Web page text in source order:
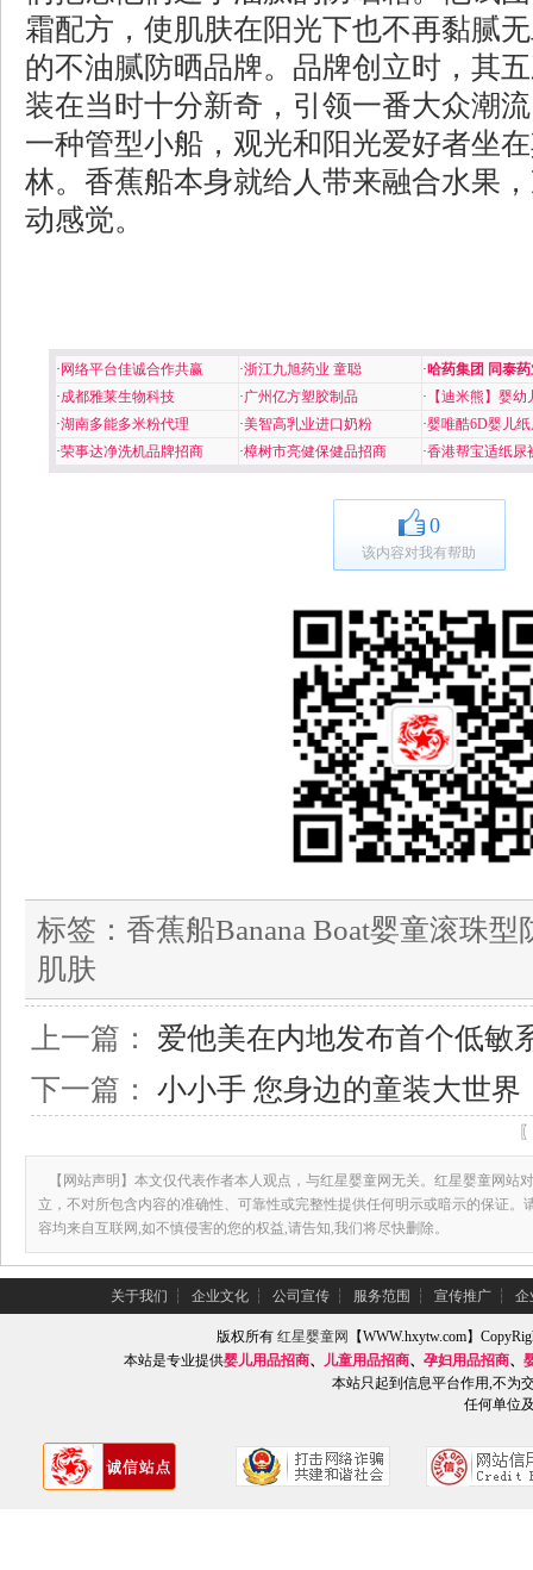
霜配方，使肌肤在阳光下也不再黏腻
的不油腻防晒品牌。品牌创立时，其
装在当时十分新奇，引领一番大众潮
一种管型小船，观光和阳光爱好者坐
林。香蕉船本身就给人带来融合水果
动感觉。
· 网络平台佳诚合作共赢 ·浙江九旭药业 童聪 ·哈药集团 同泰
·成都雅莱生物科技 ·广州亿方塑胶制品 · 【迪米熊】婴幼
·湖南多能多米粉代理 ·美智高乳业进口奶粉 ·婴唯酷6D婴儿
·荣事达净洗机品牌招商 ·樟树市亮健保健品招商 ·香港帮宝适纸尿
0
该内容对我有帮助
标签： 香蕉船Banana Boat婴童滚珠
肌肤
上一篇： 爱他美在内地发布首个低敏
下一篇： 小小手 您身边的童装大世界
【网站声明】本文仅代表作者本人观点，与红星婴童网无关。红星婴童网站
立，不对所包含内容的准确性、可靠性或完整性提供任何明示或暗示的保证。
容均来自互联网,如不慎侵害的您的权益,请告知,我们将尽快删除。
关于我们 ┆ 企业文化 ┆ 公司宣传 ┆ 服务范围 ┆ 宣传推广 ┆ 企
版权所有红星婴童网
【WWW.hxytw.com】
本站是专业提供婴儿用品招商、 儿童用品招商、 孕妇用品招商、
本站只起到信息平台作用,不为
任何单位